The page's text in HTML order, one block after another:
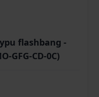
flashbang -
GFG-CD-0C)